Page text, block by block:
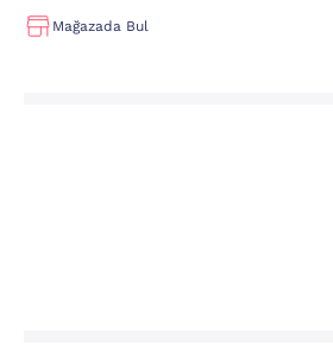
Mağazada Bul